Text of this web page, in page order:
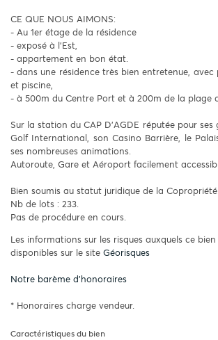
CE QUE NOUS AIMONS:
- Au 1er étage de la résidence
- exposé à l'Est,
- appartement en bon état.
- dans une résidence très bien entretenue,
et piscine,
- à 500m du Centre Port et à 200m de la plage
Sur la station du CAP D'AGDE réputée pour ses
Golf International, son Casino Barrière, le
ses nombreuses animations.
Autoroute, Gare et Aéroport facilement
Bien soumis au statut juridique de la
Nb de lots : 233.
Pas de procédure en cours.
Les informations sur les risques auxquels ce
disponibles sur le site Géorisques
Notre barème d'honoraires
* Honoraires charge vendeur.
Caractéristiques du bien